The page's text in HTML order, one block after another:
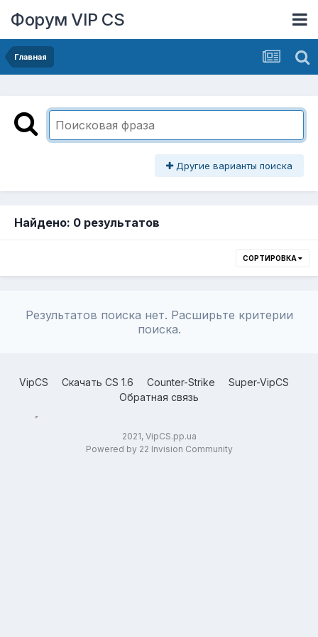
Форум VIP CS
Главная
Другие варианты поиска
Найдено: 0 результатов
СОРТИРОВКА
Результатов поиска нет. Расширьте критерии
поиска.
VipCS Скачать CS 1.6 Counter-Strike
Super-VipCS
Обратная связь
2021, VipCS.pp.ua
Powered by 22 Invision Community